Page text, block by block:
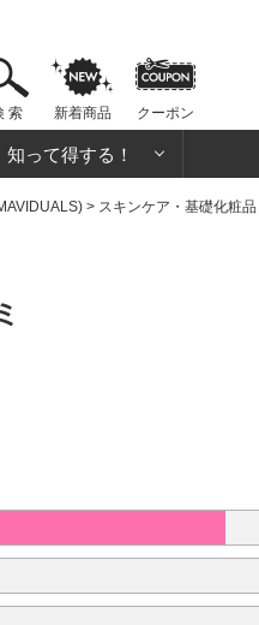
索 新着商品 クーポン
知って得する！
> スキンケア・基礎化粧品